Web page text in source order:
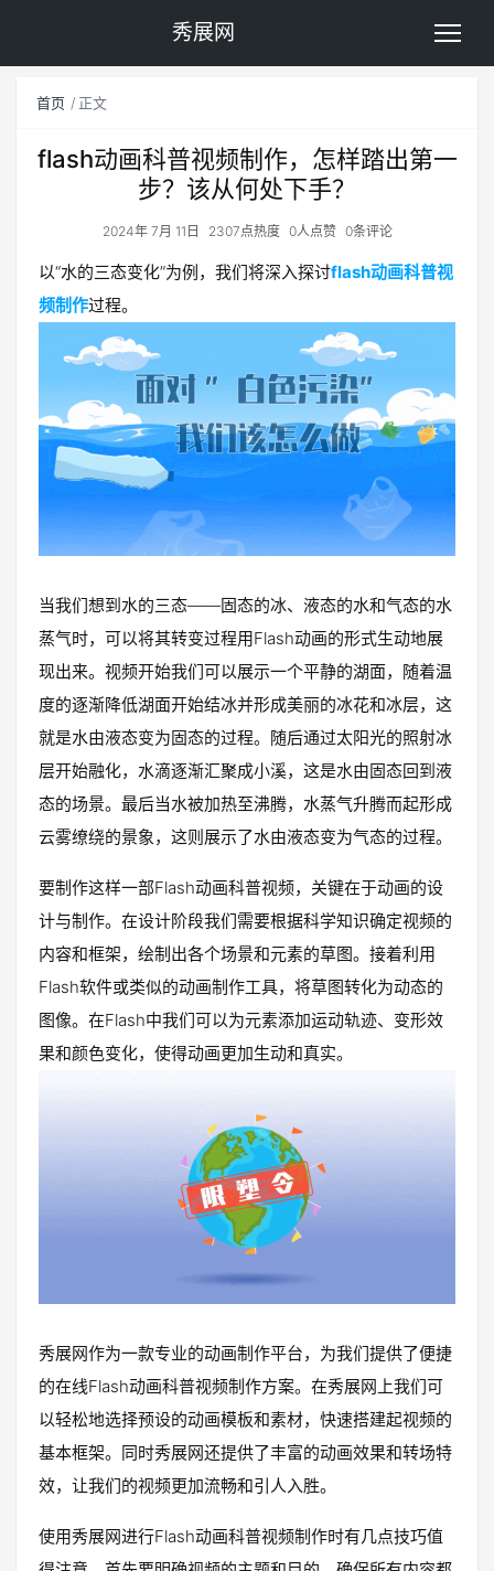
秀展网
首页 正文
flash动画科普视频制作，怎样踏出第一
步？该从何处下手？
2024年 7月 11日 2307点热度 0人点赞 0条评论
以“水的三态变化”为例，我们将深入探讨flash动画科普视
频制作过程。
当我们想到水的三态——固态的冰、液态的水和气态的水
蒸气时，可以将其转变过程用Flash动画的形式生动地展
现出来。视频开始我们可以展示一个平静的湖面，随着温
度的逐渐降低湖面开始结冰并形成美丽的冰花和冰层，这
就是水由液态变为固态的过程。随后通过太阳光的照射冰
层开始融化，水滴逐渐汇聚成小溪，这是水由固态回到液
态的场景。最后当水被加热至沸腾，水蒸气升腾而起形成
云雾缭绕的景象，这则展示了水由液态变为气态的过程。
要制作这样一部Flash动画科普视频，关键在于动画的设
计与制作。在设计阶段我们需要根据科学知识确定视频的
内容和框架，绘制出各个场景和元素的草图。接着利用
Flash软件或类似的动画制作工具，将草图转化为动态的
图像。在Flash中我们可以为元素添加运动轨迹、变形效
果和颜色变化，使得动画更加生动和真实。
秀展网作为一款专业的动画制作平台，为我们提供了便捷
的在线Flash动画科普视频制作方案。在秀展网上我们可
以轻松地选择预设的动画模板和素材，快速搭建起视频的
基本框架。同时秀展网还提供了丰富的动画效果和转场特
效，让我们的视频更加流畅和引人入胜。
使用秀展网进行Flash动画科普视频制作时有几点技巧值